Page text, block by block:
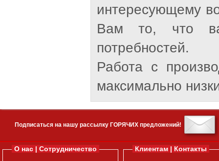
интересующему
Вам то, что
потребностей.
Работа с
максимально
Подписаться на нашу рассылку ГОРЯЧИХ предложений!
О нас | Сотрудничество Клиентам | Контакты